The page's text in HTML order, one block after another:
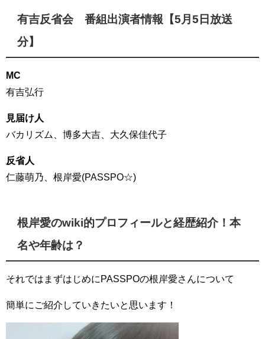
有吉反省会 番組出演者情報【5月5日放送
分】
MC
有吉弘行
見届け人
バカリズム、博多大吉、大久保佳代子
反省人
仁藤萌乃、根岸愛(PASSPO☆)
根岸愛のwiki的プロフィールと経歴紹介！本
名や年齢は？
それではまずはじめにPASSPOの根岸愛さんについて
簡単にご紹介していきたいと思います！